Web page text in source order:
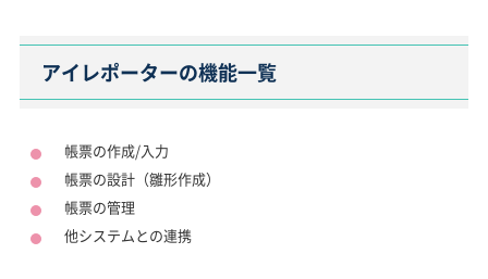
アイレポーターの機能一覧
帳票の作成/入力
帳票の設計（雛形作成）
帳票の管理
他システムとの連携